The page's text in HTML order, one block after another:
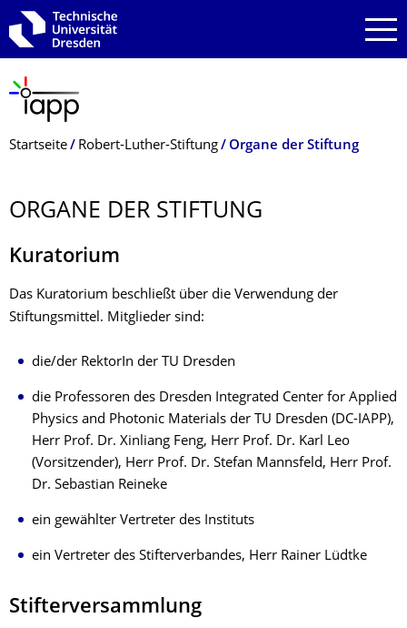
Zur Hauptnavigation springen
Zur Suche springen
Zum Inhalt springen
Breadcrumb-Menü
Startseite Robert-Luther-Stiftung Organe der Stiftung
ORGANE DER STIFTUNG
Kuratorium
Das Kuratorium beschließt über die Verwendung der
Stiftungsmittel. Mitglieder sind:
die/der RektorIn der TU Dresden
die Professoren des Dresden Integrated Center for Applied
Physics and Photonic Materials der TU Dresden (DC-IAPP),
Herr Prof. Dr. Xinliang Feng, Herr Prof. Dr. Karl Leo
(Vorsitzender), Herr Prof. Dr. Stefan Mannsfeld, Herr Prof.
Dr. Sebastian Reineke
ein gewählter Vertreter des Instituts
ein Vertreter des Stifterverbandes, Herr Rainer Lüdtke
Stifterversammlung